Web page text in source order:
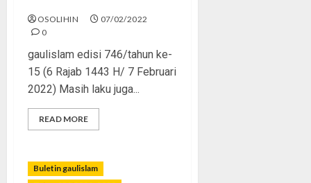
OSOLIHIN
07/02/2022
0
gaulislam edisi 746/tahun ke-
15 (6 Rajab 1443 H/ 7 Februari
2022) Masih laku juga...
READ MORE
Buletin gaulislam